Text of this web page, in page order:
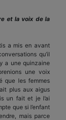
et la voix de la
a mis en avant
qu’il
a une quinzaine
une voix
que les femmes
plus aux aigus
un fait et je l’ai
que si l’enfant
mais parce